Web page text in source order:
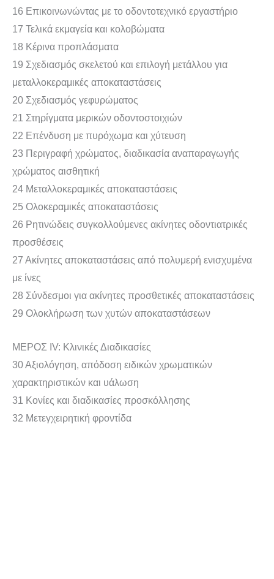
16 Επικοινωνώντας με το οδοντοτεχνικό εργαστήριο
17 Τελικά εκμαγεία και κολοβώματα
18 Κέρινα προπλάσματα
19 Σχεδιασμός σκελετού και επιλογή μετάλλου για
μεταλλοκεραμικές αποκαταστάσεις
20 Σχεδιασμός γεφυρώματος
21 Στηρίγματα μερικών οδοντοστοιχιών
22 Επένδυση με πυρόχωμα και χύτευση
23 Περιγραφή χρώματος, διαδικασία αναπαραγωγής
χρώματος αισθητική
24 Μεταλλοκεραμικές αποκαταστάσεις
25 Ολοκεραμικές αποκαταστάσεις
26 Ρητινώδεις συγκολλούμενες ακίνητες οδοντιατρικές
προσθέσεις
27 Ακίνητες αποκαταστάσεις από πολυμερή ενισχυμένα
με ίνες
28 Σύνδεσμοι για ακίνητες προσθετικές αποκαταστάσεις
29 Ολοκλήρωση των χυτών αποκαταστάσεων
ΜΕΡΟΣ IV: Κλινικές Διαδικασίες
30 Αξιολόγηση, απόδοση ειδικών χρωματικών
χαρακτηριστικών και υάλωση
31 Κονίες και διαδικασίες προσκόλλησης
32 Μετεγχειρητική φροντίδα